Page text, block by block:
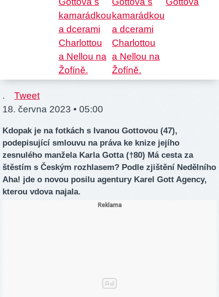
.
Tweet
18. června 2023 • 05:00
Kdopak je na fotkách s Ivanou Gottovou (47),
podepisující smlouvu na práva ke knize jejího
zesnulého manžela Karla Gotta (†80) Má cesta za
štěstím s Českým rozhlasem? Podle zjištění Nedělního
Aha! jde o novou posilu agentury Karel Gott Agency,
kterou vdova najala.